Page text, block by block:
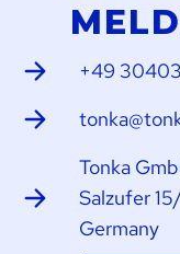
+49
Tonka
Salzufer
Germany